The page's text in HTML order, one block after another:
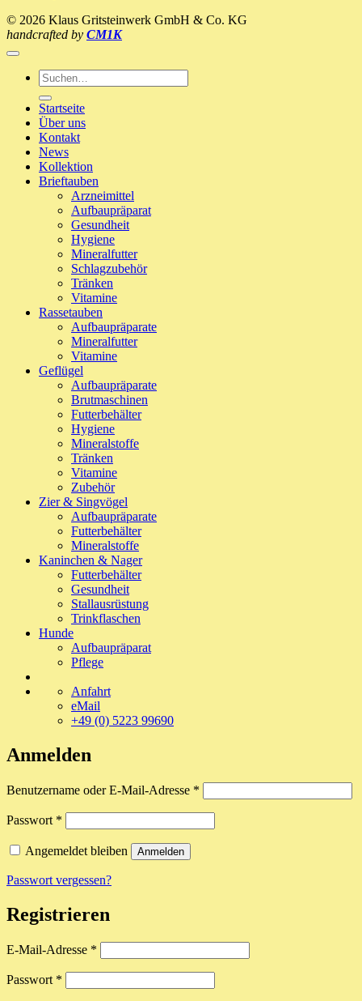
© 2026 Klaus Gritsteinwerk GmbH & Co. KG
handcrafted by CM1K
Suche
nach:
Startseite
Über uns
Kontakt
News
Kollektion
Brieftauben
Arzneimittel
Aufbaupräparat
Gesundheit
Hygiene
Mineralfutter
Schlagzubehör
Tränken
Vitamine
Rassetauben
Aufbaupräparate
Mineralfutter
Vitamine
Geflügel
Aufbaupräparate
Brutmaschinen
Futterbehälter
Hygiene
Mineralstoffe
Tränken
Vitamine
Zubehör
Zier & Singvögel
Aufbaupräparate
Futterbehälter
Mineralstoffe
Kaninchen & Nager
Futterbehälter
Gesundheit
Stallausrüstung
Trinkflaschen
Hunde
Aufbaupräparat
Pflege
Anfahrt
eMail
+49 (0) 5223 99690
Anmelden
Benutzername oder E-Mail-Adresse *
Passwort *
Angemeldet bleiben Anmelden
Passwort vergessen?
Registrieren
E-Mail-Adresse *
Passwort *